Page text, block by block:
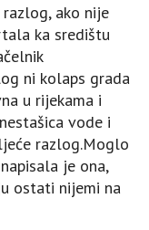
ako nije
ka središtu
ni kolaps grada
u rijekama i
vode i
razlog.Moglo
je ona,
ostati nijemi na